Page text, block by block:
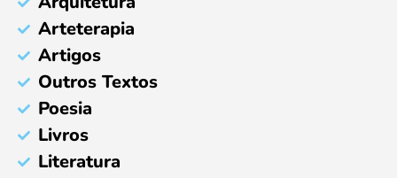
Arteterapia
Artigos
Outros Textos
Poesia
Livros
Literatura